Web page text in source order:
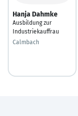
Hanja Dahmke
Ausbildung zur
Industriekauffrau
Calmbach